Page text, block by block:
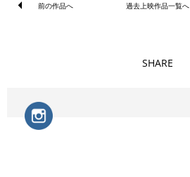
前の作品へ 過去上映作品一覧へ
SHARE